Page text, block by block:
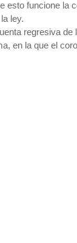
esto funcione la
ley.
regresiva
en la que el